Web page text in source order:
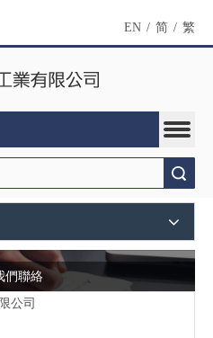
EN / 简 / 繁
們聯絡
公司